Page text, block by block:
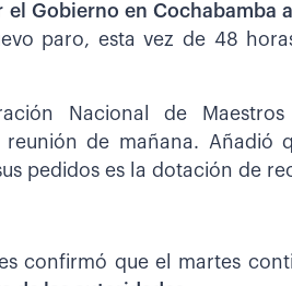
Gobierno en Cochabamba
paro, esta vez de 48
Nacional de Maestros
de mañana. Añadió
pedidos es la dotación de
confirmó que el martes